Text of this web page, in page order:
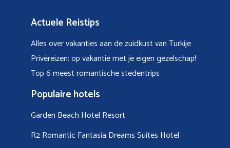
Actuele Reistips
Alles over vakanties aan de zuidkust van Turkije
Privéreizen: op vakantie met je eigen gezelschap!
Top 6 meest romantische stedentrips
Populaire hotels
Garden Beach Hotel Resort
R2 Romantic Fantasia Dreams Suites Hotel